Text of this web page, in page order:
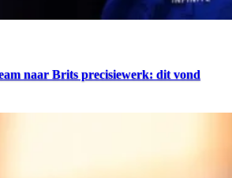
naar Brits precisiewerk: dit vond